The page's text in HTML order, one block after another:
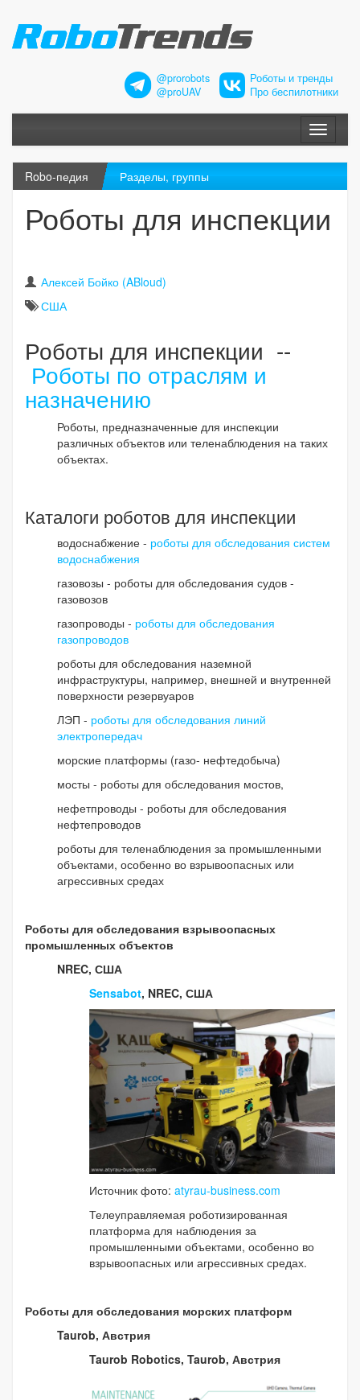
@prorobots
@proUAV
Роботы и тренды
Про беспилотники
Меню
Robo-педия Разделы, группы
Роботы для инспекции
Алексей Бойко (ABloud)
США
Роботы для инспекции --
Роботы по отраслям и
назначению
Роботы, предназначенные для инспекции
различных объектов или теленаблюдения на таких
объектах.
Каталоги роботов для инспекции
водоснабжение - роботы для обследования систем
водоснабжения
газовозы - роботы для обследования судов -
газовозов
газопроводы - роботы для обследования
газопроводов
роботы для обследования наземной
инфраструктуры, например, внешней и внутренней
поверхности резервуаров
ЛЭП - роботы для обследования линий
электропередач
морские платформы (газо- нефтедобыча)
мосты - роботы для обследования мостов,
нефетпроводы - роботы для обследования
нефтепроводов
роботы для теленаблюдения за промышленными
объектами, особенно во взрывоопасных или
агрессивных средах
Роботы для обследования взрывоопасных
промышленных объектов
NREC, США
Sensabot, NREC, США
Источник фото: atyrau-business.com
Телеуправляемая роботизированная
платформа для наблюдения за
промышленными объектами, особенно во
взрывоопасных или агрессивных средах.
Роботы для обследования морских платформ
Taurob, Австрия
Taurob Robotics, Taurob, Австрия